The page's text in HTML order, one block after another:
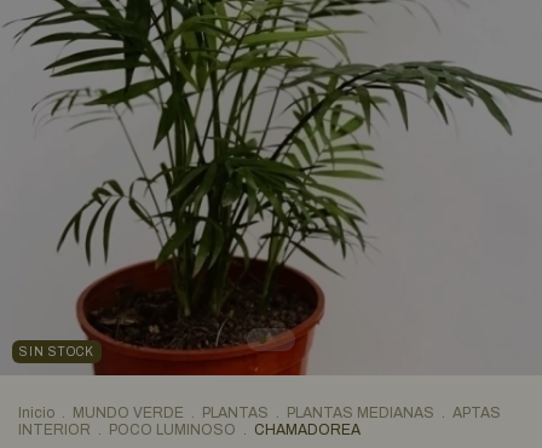
SIN STOCK
Inicio . MUNDO VERDE . PLANTAS . PLANTAS MEDIANAS . APTAS
INTERIOR . POCO LUMINOSO . CHAMADOREA